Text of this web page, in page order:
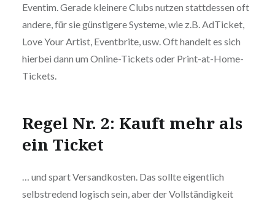
Eventim. Gerade kleinere Clubs nutzen stattdessen oft
andere, für sie günstigere Systeme, wie z.B. AdTicket,
Love Your Artist, Eventbrite, usw. Oft handelt es sich
hierbei dann um Online-Tickets oder Print-at-Home-
Tickets.
Regel Nr. 2: Kauft mehr als
ein Ticket
… und spart Versandkosten. Das sollte eigentlich
selbstredend logisch sein, aber der Vollständigkeit